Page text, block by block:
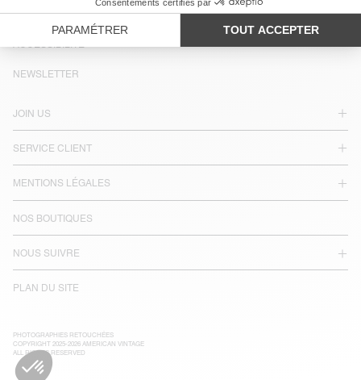
FRANCE
LANGUE :
ACCESSIBILITÉ
JOIN US
SERVICE CLIENT
MENTIONS LÉGALES
NOS BOUTIQUES
NOUS SUIVRE
PLAN DU SITE
NEWSLETTER
PHOTOGRAPHIES RETOUCHÉES
COPYRIGHT 2025-2026 AMERICAN VINTAGE
ALL RIGHTS RESERVED